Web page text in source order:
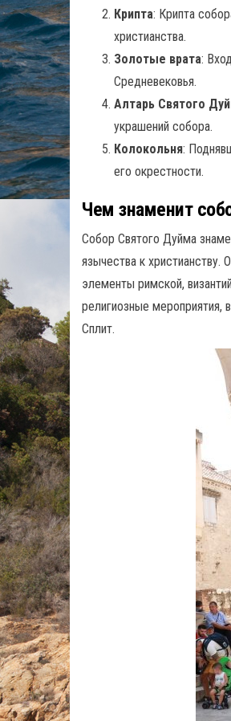
Крипта: Крипта
христианства.
Золотые врата:
Средневековья.
Алтарь Святого
украшений собора.
Колокольня:
его окрестности.
Чем знаменит
Собор Святого Дуйма
язычества к
элементы римской,
религиозные мероприятия,
Сплит.